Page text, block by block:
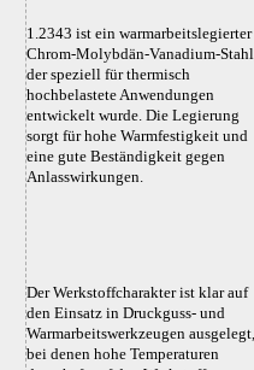
1.2343 ist ein warmarbeitslegierter
Chrom-Molybdän-Vanadium-Stahl,
der speziell für thermisch
hochbelastete Anwendungen
entwickelt wurde. Die Legierung
sorgt für hohe Warmfestigkeit und
eine gute Beständigkeit gegen
Anlasswirkungen.
Der Werkstoffcharakter ist klar auf
den Einsatz in Druckguss- und
Warmarbeitswerkzeugen ausgelegt,
bei denen hohe Temperaturen